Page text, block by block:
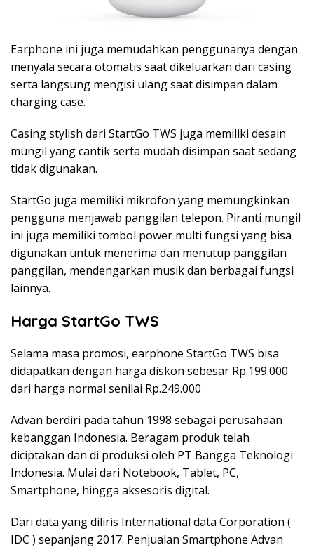
Earphone ini juga memudahkan penggunanya dengan
menyala secara otomatis saat dikeluarkan dari casing
serta langsung mengisi ulang saat disimpan dalam
charging case.
Casing stylish dari StartGo TWS juga memiliki desain
mungil yang cantik serta mudah disimpan saat sedang
tidak digunakan.
StartGo juga memiliki mikrofon yang memungkinkan
pengguna menjawab panggilan telepon. Piranti mungil
ini juga memiliki tombol power multi fungsi yang bisa
digunakan untuk menerima dan menutup panggilan
panggilan, mendengarkan musik dan berbagai fungsi
lainnya.
Harga StartGo TWS
Selama masa promosi, earphone StartGo TWS bisa
didapatkan dengan harga diskon sebesar Rp.199.000
dari harga normal senilai Rp.249.000
Advan berdiri pada tahun 1998 sebagai perusahaan
kebanggan Indonesia. Beragam produk telah
diciptakan dan di produksi oleh PT Bangga Teknologi
Indonesia. Mulai dari Notebook, Tablet, PC,
Smartphone, hingga aksesoris digital.
Dari data yang diliris International data Corporation (
IDC ) sepanjang 2017. Penjualan Smartphone Advan